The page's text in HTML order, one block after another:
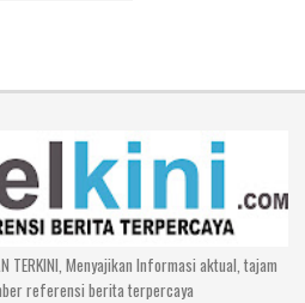
TERKINI, Menyajikan Informasi aktual, tajam
referensi berita terpercaya